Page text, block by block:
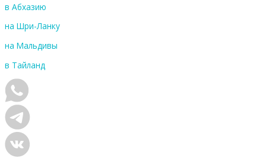
в Абхазию
на Шри-Ланку
на Мальдивы
в Тайланд